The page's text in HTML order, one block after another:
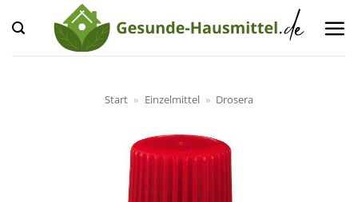
Inhalt
springen
Start » Einzelmittel » Drosera